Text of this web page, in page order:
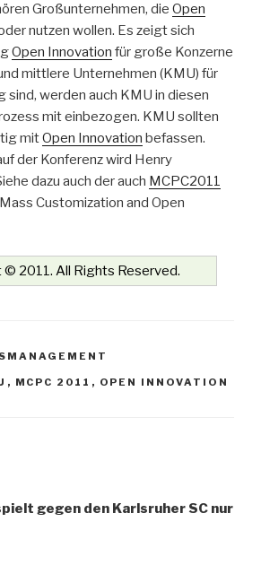
Großunternehmen, die Open
nutzen wollen. Es zeigt sich
Open Innovation für große Konzerne
mittlere Unternehmen (KMU) für
sind, werden auch KMU in diesen
mit einbezogen. KMU sollten
mitOpen Innovation befassen.
der Konferenz wird Henry
dazu auch der auch MCPC2011
Customization and Open
2011. All Rights Reserved.
, MCPC 2011 , OPEN INNOVATION
gegen den Karlsruher SC nur